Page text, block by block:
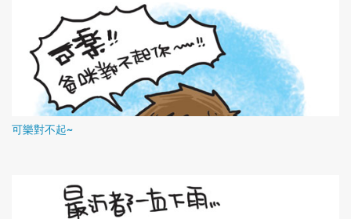
可樂對不起~